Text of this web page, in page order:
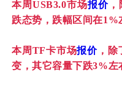
本周USB3.0市场报价
跌态势，跌幅区间在1%
本周TF卡市场报价，除
变，其它容量下跌3%左